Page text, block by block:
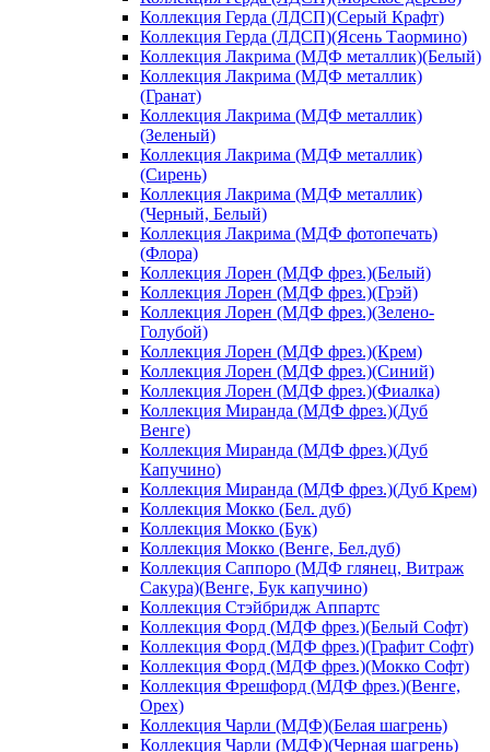
Коллекция Герда (ЛДСП)(Серый Крафт)
Коллекция Герда (ЛДСП)(Ясень Таормино)
Коллекция Лакрима (МДФ металлик)(Белый)
Коллекция Лакрима (МДФ металлик)
(Гранат)
Коллекция Лакрима (МДФ металлик)
(Зеленый)
Коллекция Лакрима (МДФ металлик)
(Сирень)
Коллекция Лакрима (МДФ металлик)
(Черный, Белый)
Коллекция Лакрима (МДФ фотопечать)
(Флора)
Коллекция Лорен (МДФ фрез.)(Белый)
Коллекция Лорен (МДФ фрез.)(Грэй)
Коллекция Лорен (МДФ фрез.)(Зелено-
Голубой)
Коллекция Лорен (МДФ фрез.)(Крем)
Коллекция Лорен (МДФ фрез.)(Синий)
Коллекция Лорен (МДФ фрез.)(Фиалка)
Коллекция Миранда (МДФ фрез.)(Дуб
Венге)
Коллекция Миранда (МДФ фрез.)(Дуб
Капучино)
Коллекция Миранда (МДФ фрез.)(Дуб Крем)
Коллекция Мокко (Бел. дуб)
Коллекция Мокко (Бук)
Коллекция Мокко (Венге, Бел.дуб)
Коллекция Саппоро (МДФ глянец, Витраж
Сакура)(Венге, Бук капучино)
Коллекция Стэйбридж Аппартс
Коллекция Форд (МДФ фрез.)(Белый Софт)
Коллекция Форд (МДФ фрез.)(Графит Софт)
Коллекция Форд (МДФ фрез.)(Мокко Софт)
Коллекция Фрешфорд (МДФ фрез.)(Венге,
Орех)
Коллекция Чарли (МДФ)(Белая шагрень)
Коллекция Чарли (МДФ)(Черная шагрень)